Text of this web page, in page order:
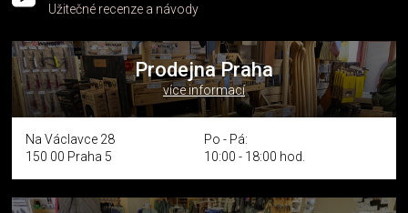
Užitečné recenze a návody
Prodejna Praha
více informací
Na Václavce 28
150 00 Praha 5
Po - Pá:
10:00 - 18:00 hod.